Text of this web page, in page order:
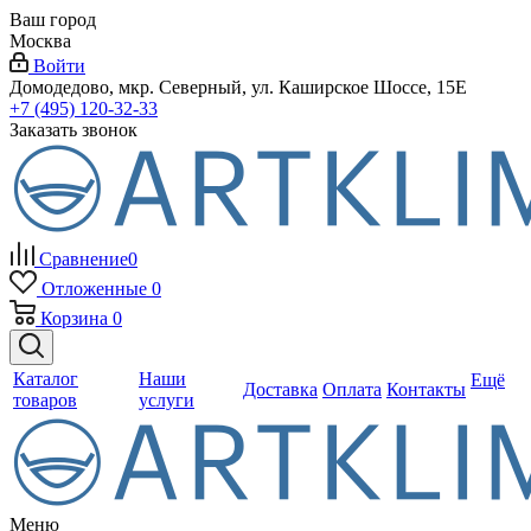
Ваш город
Москва
Войти
Домодедово, мкр. Северный, ул. Каширское Шоссе, 15Е
+7 (495) 120-32-33
Заказать звонок
Сравнение0
Отложенные 0
Корзина 0
Каталог
товаров
Наши
услуги
Доставка Оплата Контакты Ещё
Меню